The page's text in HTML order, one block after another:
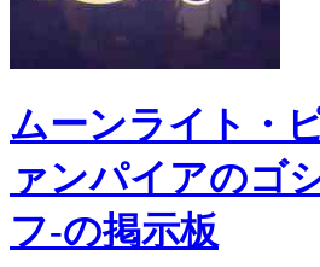
ムーンライト・
ァンパイアのゴ
フ-の掲示板